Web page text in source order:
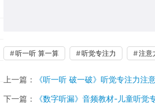
听一听 算一算 听觉专注力 注意
上一篇：
《听一听 破一破》听觉专注力注
下一篇：
《数字听漏》音频教材-儿童听觉